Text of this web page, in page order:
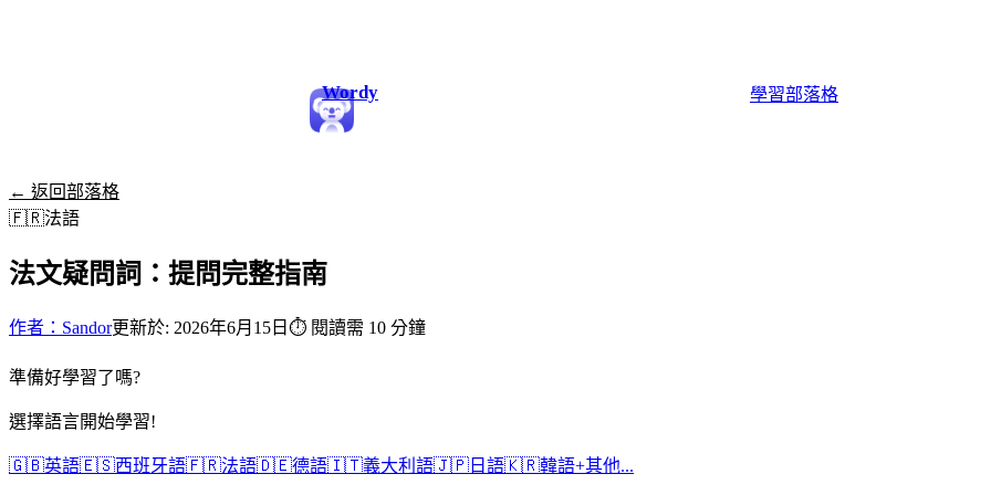
Wordy 學習部落格
← 返回部落格
🇫🇷法語
法文疑問詞：提問完整指南
作者：Sandor更新於: 2026年6月15日 ⏱ 閱讀需 10 分鐘
準備好學習了嗎?
選擇語言開始學習!
🇬🇧英語🇪🇸西班牙語🇫🇷法語🇩🇪德語🇮🇹義大利語🇯🇵 日語🇰🇷韓語+其他...